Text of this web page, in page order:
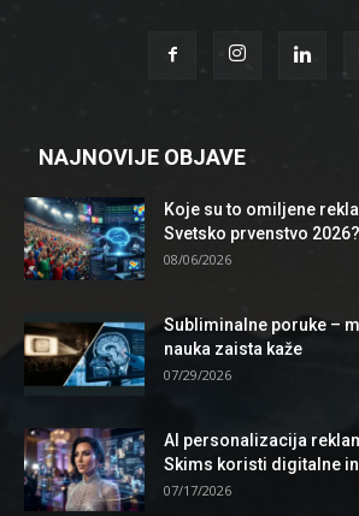
NAJNOVIJE OBJAVE
Koje su to omiljene
Svetsko prvenstvo 2026?
08/06/2026
Subliminalne poruke –
nauka zaista kaže
07/29/2026
AI personalizacija
Skims koristi digitalne
07/17/2026